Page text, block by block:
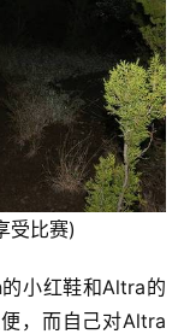
受比赛)
小红鞋和Altra的
，而自己对Altra